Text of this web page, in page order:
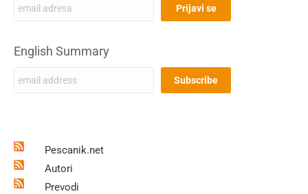
English Summary
Pescanik.net
Autori
Prevodi